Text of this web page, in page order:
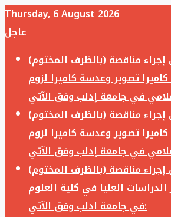
Thursday, 6 August 2026
عاجل
مناقصة (بالظرف المختوم)
تصوير وعدسة كاميرا لزوم
مناقصة (بالظرف المختوم)
تصوير وعدسة كاميرا لزوم
مناقصة (بالظرف المختوم)
العليا في كلية العلوم
في جامعة ادلب وفق الآتي: